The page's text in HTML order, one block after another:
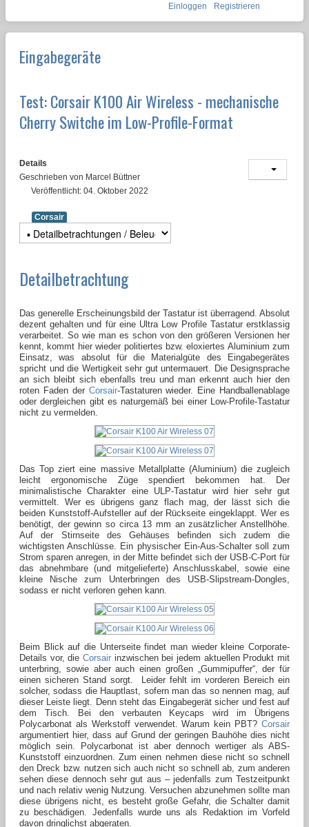
Einloggen Registrieren
Eingabegeräte
Test: Corsair K100 Air Wireless - mechanische
Cherry Switche im Low-Profile-Format
Details
Geschrieben von Marcel Büttner
Veröffentlicht: 04. Oktober 2022
Corsair
Detailbetrachtung
Das generelle Erscheinungsbild der Tastatur ist überragend. Absolut
dezent gehalten und für eine Ultra Low Profile Tastatur erstklassig
verarbeitet. So wie man es schon von den größeren Versionen her
kennt, kommt hier wieder politiertes bzw. eloxiertes Aluminium zum
Einsatz, was absolut für die Materialgüte des Eingabegerätes
spricht und die Wertigkeit sehr gut untermauert. Die Designsprache
an sich bleibt sich ebenfalls treu und man erkennt auch hier den
roten Faden der Corsair-Tastaturen wieder. Eine Handballenablage
oder dergleichen gibt es naturgemäß bei einer Low-Profile-Tastatur
nicht zu vermelden.
Das Top ziert eine massive Metallplatte (Aluminium) die zugleich
leicht ergonomische Züge spendiert bekommen hat. Der
minimalistische Charakter eine ULP-Tastatur wird hier sehr gut
vermittelt. Wer es übrigens ganz flach mag, der lässt sich die
beiden Kunststoff-Aufsteller auf der Rückseite eingeklappt. Wer es
benötigt, der gewinn so circa 13 mm an zusätzlicher Anstellhöhe.
Auf der Stirnseite des Gehäuses befinden sich zudem die
wichtigsten Anschlüsse. Ein physischer Ein-Aus-Schalter soll zum
Strom sparen anregen, in der Mitte befindet sich der USB-C-Port für
das abnehmbare (und mitgelieferte) Anschlusskabel, sowie eine
kleine Nische zum Unterbringen des USB-Slipstream-Dongles,
sodass er nicht verloren gehen kann.
Beim Blick auf die Unterseite findet man wieder kleine Corporate-
Details vor, die Corsair inzwischen bei jedem aktuellen Produkt mit
unterbring, sowie aber auch einen großen „Gummipuffer“, der für
einen sicheren Stand sorgt. Leider fehlt im vorderen Bereich ein
solcher, sodass die Hauptlast, sofern man das so nennen mag, auf
dieser Leiste liegt. Denn steht das Eingabegerät sicher und fest auf
dem Tisch. Bei den verbauten Keycaps wird im Übrigens
Polycarbonat als Werkstoff verwendet. Warum kein PBT? Corsair
argumentiert hier, dass auf Grund der geringen Bauhöhe dies nicht
möglich sein. Polycarbonat ist aber dennoch wertiger als ABS-
Kunststoff einzuordnen. Zum einen nehmen diese nicht so schnell
den Dreck bzw. nutzen sich auch nicht so schnell ab, zum anderen
sehen diese dennoch sehr gut aus – jedenfalls zum Testzeitpunkt
und nach relativ wenig Nutzung. Versuchen abzunehmen sollte man
diese übrigens nicht, es besteht große Gefahr, die Schalter damit
zu beschädigen. Jedenfalls wurde uns als Redaktion im Vorfeld
davon dringlichst abgeraten.